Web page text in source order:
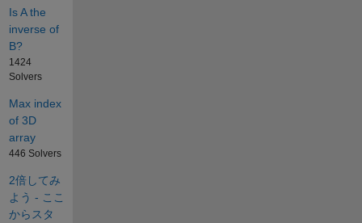
Is A the
inverse of
B?
1424
Solvers
Max index
of 3D
array
446 Solvers
2倍してみ
よう - ここ
からスタ